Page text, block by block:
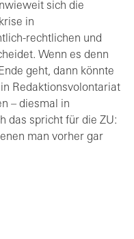
sich die
in
rechtlichen und
Wenn es denn
geht, dann könnte
Redaktionsvolontariat
– diesmal in
das spricht für die ZU:
man vorher gar